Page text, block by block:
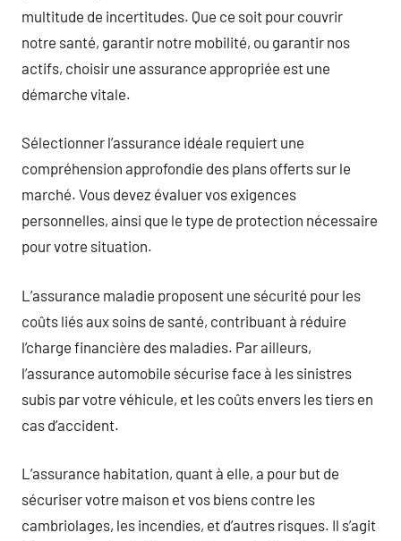
multitude de incertitudes. Que ce soit pour couvrir
notre santé, garantir notre mobilité, ou garantir nos
actifs, choisir une assurance appropriée est une
démarche vitale.
Sélectionner l’assurance idéale requiert une
compréhension approfondie des plans offerts sur le
marché. Vous devez évaluer vos exigences
personnelles, ainsi que le type de protection nécessaire
pour votre situation.
L’assurance maladie proposent une sécurité pour les
coûts liés aux soins de santé, contribuant à réduire
l’charge financière des maladies. Par ailleurs,
l’assurance automobile sécurise face à les sinistres
subis par votre véhicule, et les coûts envers les tiers en
cas d’accident.
L’assurance habitation, quant à elle, a pour but de
sécuriser votre maison et vos biens contre les
cambriolages, les incendies, et d’autres risques. Il s’agit